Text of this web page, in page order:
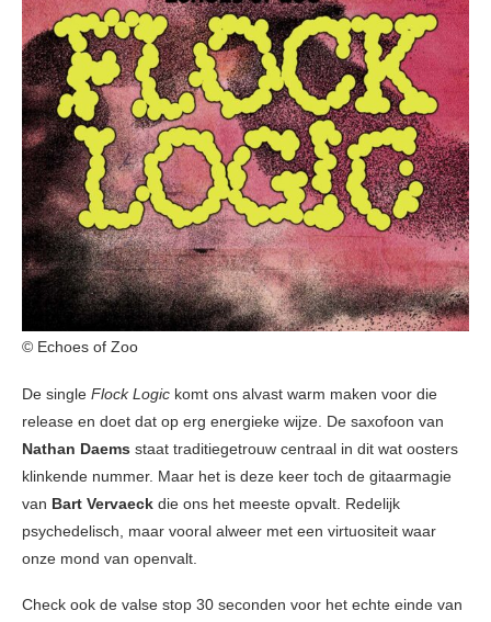
© Echoes of Zoo
De single Flock Logic komt ons alvast warm maken voor die
release en doet dat op erg energieke wijze. De saxofoon van
Nathan Daems staat traditiegetrouw centraal in dit wat oosters
klinkende nummer. Maar het is deze keer toch de gitaarmagie
van Bart Vervaeck die ons het meeste opvalt. Redelijk
psychedelisch, maar vooral alweer met een virtuositeit waar
onze mond van openvalt.
Check ook de valse stop 30 seconden voor het echte einde van